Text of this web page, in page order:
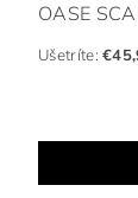
OASE
Ušetríte: